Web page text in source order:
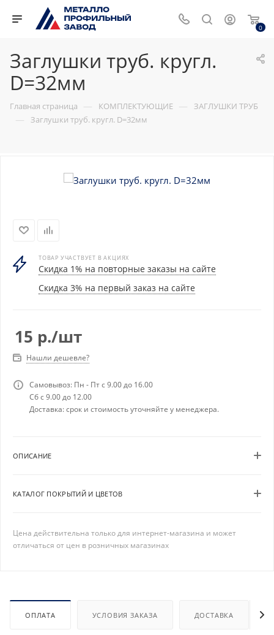
0
Заглушки труб. кругл.
D=32мм
Главная страница — КОМПЛЕКТУЮЩИЕ — ЗАГЛУШКИ ТРУБ
— Заглушки труб. кругл. D=32мм
ТОВАР УЧАСТВУЕТ В АКЦИЯХ
Скидка 1% на повторные заказы на сайте
Скидка 3% на первый заказ на сайте
15 р./шт
Нашли дешевле?
Самовывоз: Пн - Пт с 9.00 до 16.00
Сб с 9.00 до 12.00
Доставка: срок и стоимость уточняйте у менеджера.
ОПИСАНИЕ
КАТАЛОГ ПОКРЫТИЙ И ЦВЕТОВ
Цена действительна только для интернет-магазина и может
отличаться от цен в розничных магазинах
ОПЛАТА УСЛОВИЯ ЗАКАЗА ДОСТАВКА